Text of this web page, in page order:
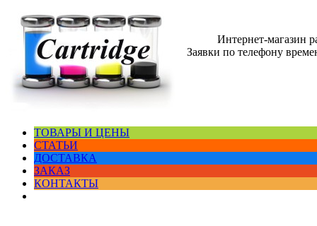
Интернет-магазин
Заявки по телефону
ТОВАРЫ И ЦЕНЫ
СТАТЬИ
ДОСТАВКА
ЗАКАЗ
КОНТАКТЫ